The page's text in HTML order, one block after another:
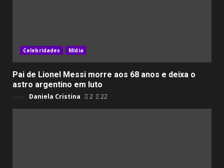
Celebridades Mídia
Pai de Lionel Messi morre aos 68 anos e deixa o
astro argentino em luto
Daniela Cristina 2 22